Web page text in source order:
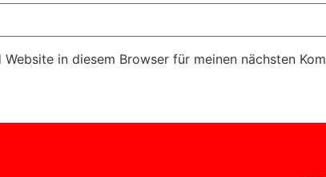
in diesem Browser für meinen nächsten